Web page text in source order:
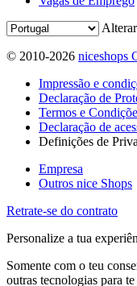
© 2010-2026 niceshops
Impressão e
Declaração de
Termos e
Declaração de
Definições de
Empresa
Outros nice Shops
Retrate-se do contrato
Personalize a tua
Somente com o teu
outras tecnologias para